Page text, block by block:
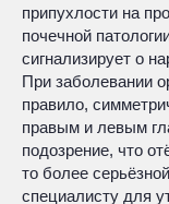
припухлости на
почечной
сигнализирует о
При заболевании
правило,
правым и левым
подозрение, что
то более
специалисту для